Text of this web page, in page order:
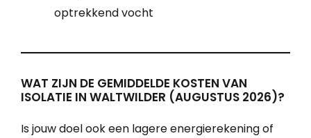
optrekkend vocht
WAT ZIJN DE GEMIDDELDE KOSTEN VAN
ISOLATIE IN WALTWILDER (AUGUSTUS 2026)?
Is jouw doel ook een lagere energierekening of